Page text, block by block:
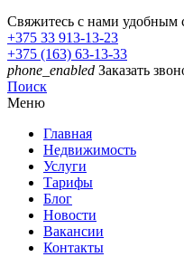
Свяжитесь с нами удобным
+375 33 913-13-23
+375 (163) 63-13-33
phone_enabled Заказать
Поиск
Меню
Главная
Недвижимость
Услуги
Тарифы
Блог
Новости
Вакансии
Контакты